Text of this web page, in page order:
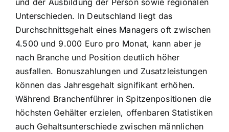
Unterschieden. In Deutschland liegt das
Durchschnittsgehalt eines Managers oft zwischen
4.500 und 9.000 Euro pro Monat, kann aber je
nach Branche und Position deutlich höher
ausfallen. Bonuszahlungen und Zusatzleistungen
können das Jahresgehalt signifikant erhöhen.
Während Branchenführer in Spitzenpositionen die
höchsten Gehälter erzielen, offenbaren Statistiken
auch Gehaltsunterschiede zwischen männlichen